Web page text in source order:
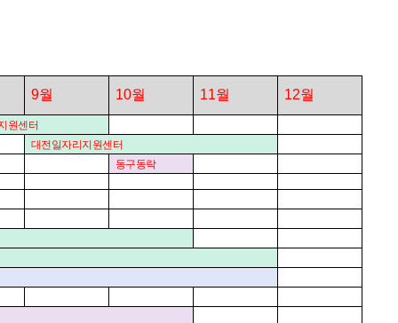
9월 10월 11월 12월
원센터
대전일자리지원센터
동구동락